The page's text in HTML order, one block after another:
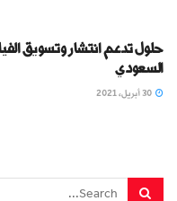
حلول تدعم انتشار وتسويق
السعودي